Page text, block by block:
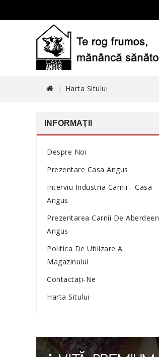
Harta Sitului
INFORMAŢII
Despre Noi
Prezentare Casa Angus
Interviu Industria Carnii - Casa
Angus
Prezentarea Carnii De Aberdeen
Angus
Politica De Utilizare A
Magazinului
Contactaţi-Ne
Harta Sitului